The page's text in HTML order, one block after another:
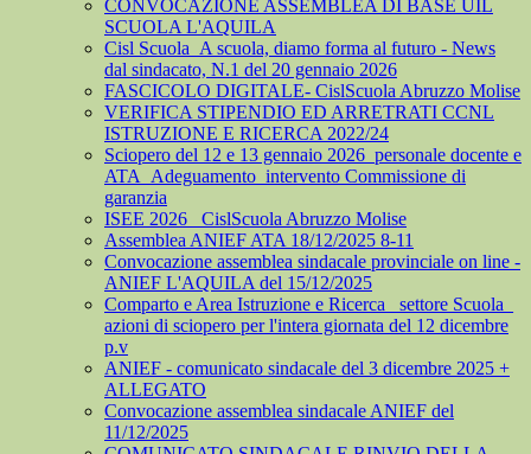
CONVOCAZIONE ASSEMBLEA DI BASE UIL
SCUOLA L'AQUILA
Cisl Scuola_A scuola, diamo forma al futuro - News
dal sindacato, N.1 del 20 gennaio 2026
FASCICOLO DIGITALE- CislScuola Abruzzo Molise
VERIFICA STIPENDIO ED ARRETRATI CCNL
ISTRUZIONE E RICERCA 2022/24
Sciopero del 12 e 13 gennaio 2026_personale docente e
ATA_Adeguamento_intervento Commissione di
garanzia
ISEE 2026_ CislScuola Abruzzo Molise
Assemblea ANIEF ATA 18/12/2025 8-11
Convocazione assemblea sindacale provinciale on line -
ANIEF L'AQUILA del 15/12/2025
Comparto e Area Istruzione e Ricerca_ settore Scuola_
azioni di sciopero per l'intera giornata del 12 dicembre
p.v
ANIEF - comunicato sindacale del 3 dicembre 2025 +
ALLEGATO
Convocazione assemblea sindacale ANIEF del
11/12/2025